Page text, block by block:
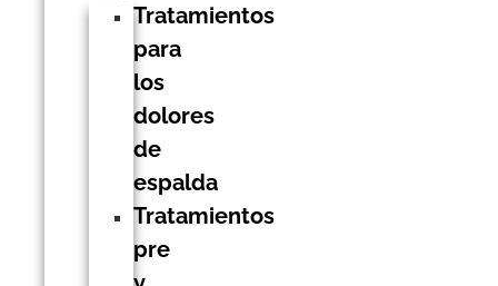
Tratamientos
para
los
dolores
de
espalda
Tratamientos
pre